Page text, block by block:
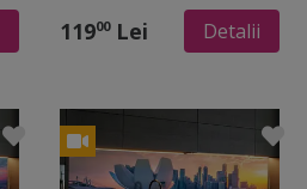
11900Lei Detalii